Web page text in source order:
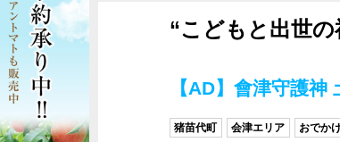
“こどもと出世の
【AD】會津守護神
猪苗代町 会津エリア おでか